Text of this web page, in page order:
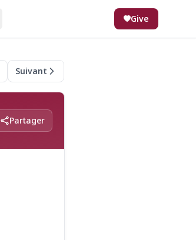
Give
Suivant
Partager